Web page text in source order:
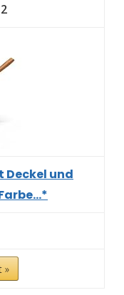
2
und
»